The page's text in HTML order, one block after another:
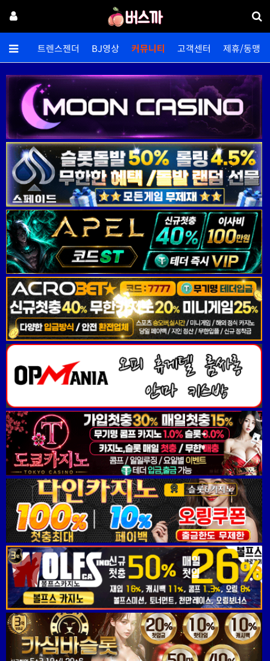
영상 트렌스젠더 BJ영상 커뮤니티 고객센터 제휴/동맹
자유게시판 홍보게시판 이벤트 안구정화